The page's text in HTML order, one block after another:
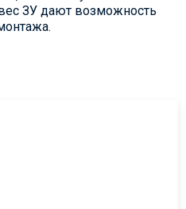
ЗУ дают возможность